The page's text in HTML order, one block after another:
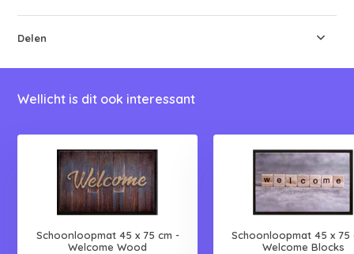
Delen
Wellicht is dit ook interessant
Schoonloopmat 45 x 75 cm -
Welcome Wood
Schoonloopmat 45 x 75
Welcome Blocks